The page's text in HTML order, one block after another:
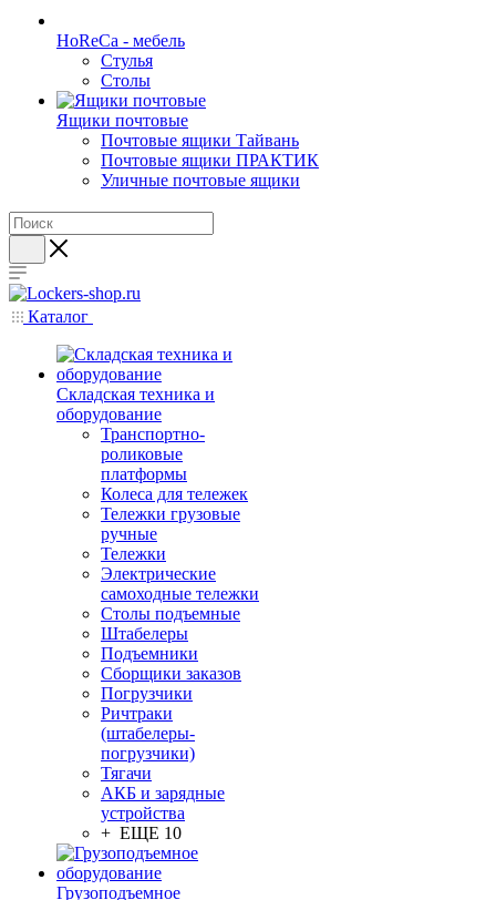
HoReCa - мебель
Стулья
Столы
Ящики почтовые
Почтовые ящики Тайвань
Почтовые ящики ПРАКТИК
Уличные почтовые ящики
Каталог
Складская техника и
оборудование
Транспортно-
роликовые
платформы
Колеса для тележек
Тележки грузовые
ручные
Тележки
Электрические
самоходные тележки
Столы подъемные
Штабелеры
Подъемники
Сборщики заказов
Погрузчики
Ричтраки
(штабелеры-
погрузчики)
Тягачи
АКБ и зарядные
устройства
+ ЕЩЕ 10
Грузоподъемное